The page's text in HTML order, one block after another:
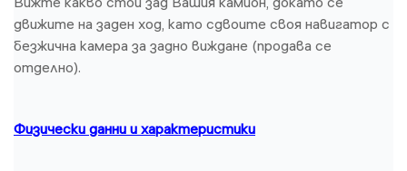
движите на заден ход, като сдвоите своя навигатор с
безжична камера за задно виждане (продава се
отделно).
Физически данни и характеристики